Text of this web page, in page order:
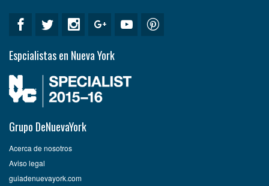
Espcialistas en Nueva York
Grupo DeNuevaYork
Acerca de nosotros
Aviso legal
guiadenuevayork.com